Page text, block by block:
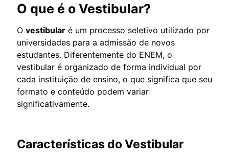
O que é o Vestibular?
O vestibular é um processo seletivo utilizado por
universidades para a admissão de novos
estudantes. Diferentemente do ENEM, o
vestibular é organizado de forma individual por
cada instituição de ensino, o que significa que seu
formato e conteúdo podem variar
significativamente.
Características do Vestibular